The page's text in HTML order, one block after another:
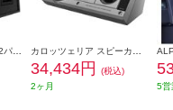
34,434円
(税込)
2ヶ月
5営